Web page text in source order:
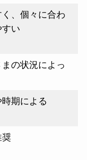
、個々に合わ
い
の状況によっ
期による
奨